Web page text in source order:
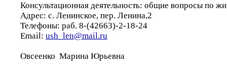
Консультационная деятельность: общие вопросы по
Адрес: с. Ленинское, пер. Ленина,2
Телефоны: раб. 8-(42663)-2-18-24
Email: ush_len@mail.ru
Овсеенко Марина Юрьевна